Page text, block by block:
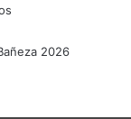
2026